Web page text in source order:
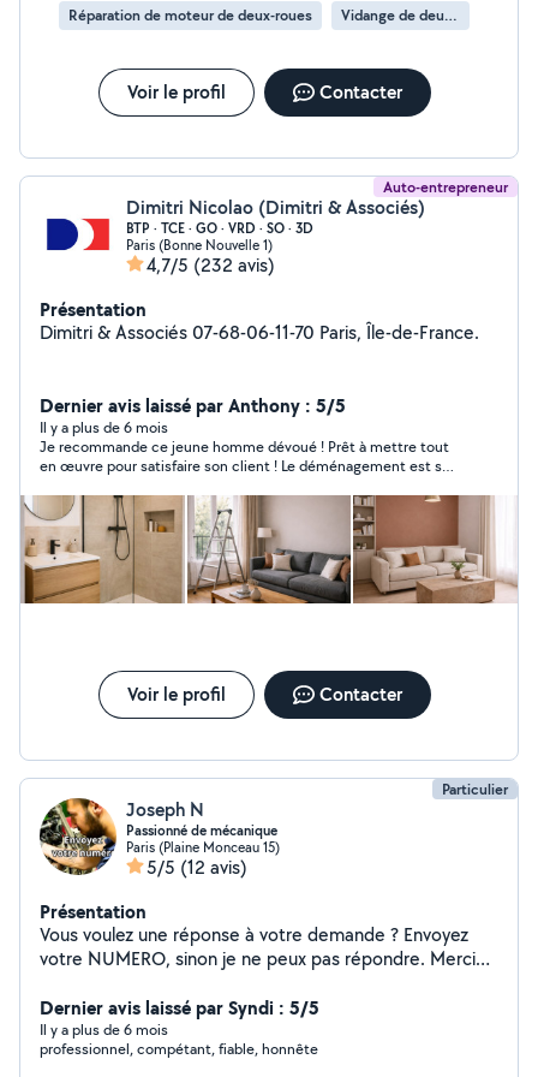
Réparation de moteur de deux-roues Vidange de deux-roues
Voir le profil Contacter
Auto-entrepreneur
Dimitri Nicolao (Dimitri & Associés)
BTP · TCE · GO · VRD · SO · 3D
Paris (Bonne Nouvelle 1)
4,7/5 (232 avis)
Présentation
Dimitri & Associés 07-68-06-11-70 Paris, Île-de-France.
Dernier avis laissé par Anthony : 5/5
Il y a plus de 6 mois
Je recommande ce jeune homme dévoué ! Prêt à mettre tout
en œuvre pour satisfaire son client ! Le déménagement est sa
sa façon d’apprivoiser les cartons ! Je recommande fortement
ce jeune homme qui est déterminé ! Merci encore brave jeune
homme
Voir le profil Contacter
Particulier
Joseph N
Passionné de mécanique
Paris (Plaine Monceau 15)
5/5 (12 avis)
Présentation
Vous voulez une réponse à votre demande ? Envoyez
votre NUMERO, sinon je ne peux pas répondre. Merci
avez marre des escrocs et des incompétents ? Moi
aussi. C'est pourquoi je vous propose mes services en
mécanique : - Moto : remise en route, entretien et
Dernier avis laissé par Syndi : 5/5
Il y a plus de 6 mois
professionnel, compétant, fiable, honnête